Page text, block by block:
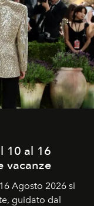
10 al 16
vacanze
Agosto 2026 si
guidato dal